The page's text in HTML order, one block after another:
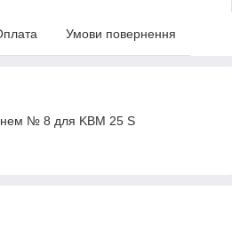
Умови повернення
№ 8 для KBM 25 S